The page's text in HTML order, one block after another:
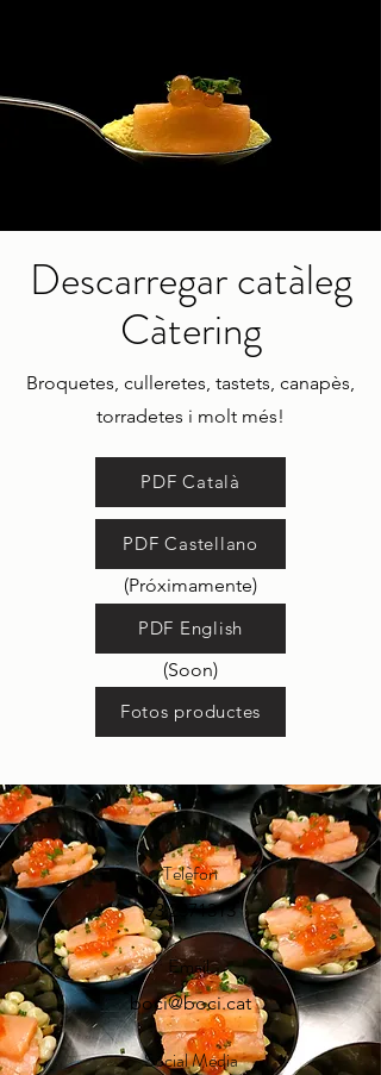
Descarregar catàleg
Càtering
Broquetes, culleretes, tastets, canapès,
torradetes i molt més!
PDF Català
PDF Castellano
(Próximamente)
PDF English
(Soon)
Fotos productes
Telèfon
93 2371313
Email
boci@boci.cat
Social Media